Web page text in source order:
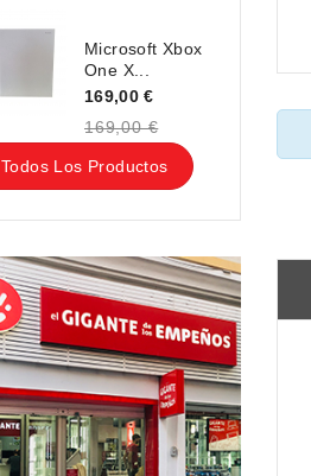
Microsoft Xbox
One X...
169,00 €
169,00 €
Todos Los Productos